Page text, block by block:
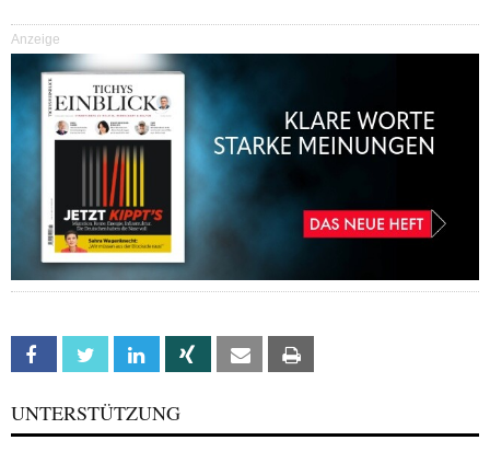
Anzeige
Facebook Twitter Linkedin Xing Email
UNTERSTÜTZUNG